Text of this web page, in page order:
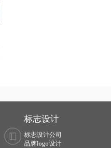
标志设计
标志设计公司
品牌logo设计